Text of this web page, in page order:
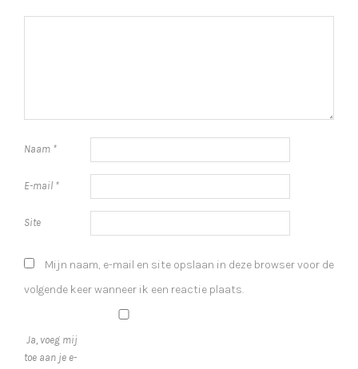
Naam *
E-mail *
Site
Mijn naam, e-mail en site opslaan in deze browser voor de
volgende keer wanneer ik een reactie plaats.
Ja, voeg mij
toe aan je e-